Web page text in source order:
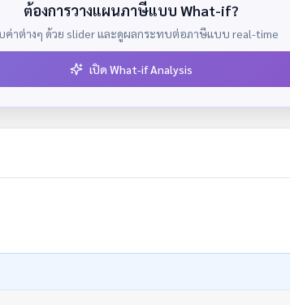
ต้องการวางแผนภาษีแบบ What-if?
ค่าต่างๆ ด้วย slider และดูผลกระทบต่อภาษีแบบ real-time
เปิด What-if Analysis